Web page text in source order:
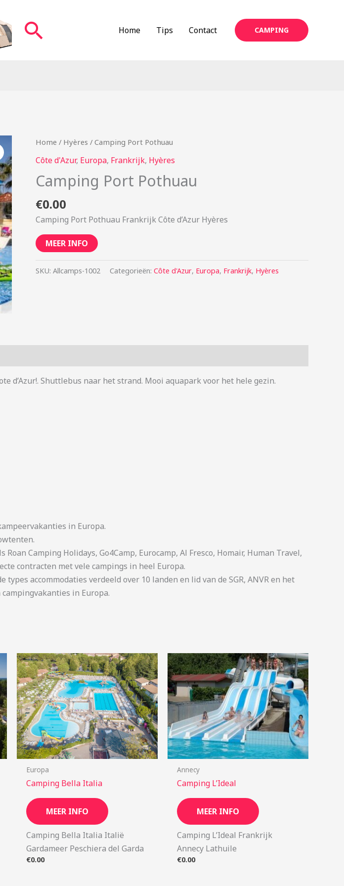
Zoeken Home Tips Contact CAMPING
Home / Hyères / Camping Port Pothuau
Côte d'Azur, Europa, Frankrijk, Hyères
Camping Port Pothuau
€0.00
Camping Port Pothuau Frankrijk Côte d’Azur Hyères
MEER INFO
SKU: Allcamps-1002 Categorieën: Côte d'Azur, Europa, Frankrijk, Hyères
d’Azur!. Shuttlebus naar het strand. Mooi aquapark voor het hele gezin.
in Europa.
Camping Holidays, Go4Camp, Eurocamp, Al Fresco, Homair, Human Travel,
contracten met vele campings in heel Europa.
accommodaties verdeeld over 10 landen en lid van de SGR, ANVR en het
in Europa.
Europa
Camping Bella Italia
MEER INFO
Camping Bella Italia Italië
Gardameer Peschiera del Garda
€0.00
Annecy
Camping L’Ideal
MEER INFO
Camping L’Ideal Frankrijk
Annecy Lathuile
€0.00